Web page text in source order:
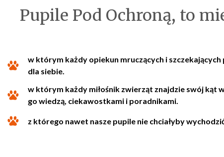
Pupile Pod Ochroną, to
w którym każdy opiekun mruczących i szczekających
dla siebie.
w którym każdy miłośnik zwierząt znajdzie swój kąt
go wiedzą, ciekawostkami i poradnikami.
z którego nawet nasze pupile nie chciałyby